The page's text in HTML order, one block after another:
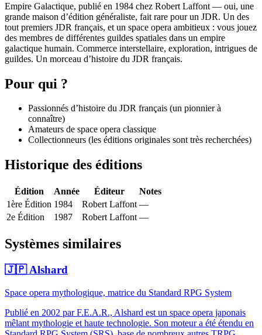
Empire Galactique, publié en 1984 chez Robert Laffont — oui, une
grande maison d’édition généraliste, fait rare pour un JDR. Un des
tout premiers JDR français, et un space opera ambitieux : vous jouez
des membres de différentes guildes spatiales dans un empire
galactique humain. Commerce interstellaire, exploration, intrigues de
guildes. Un morceau d’histoire du JDR français.
Pour qui ?
Passionnés d’histoire du JDR français (un pionnier à
connaître)
Amateurs de space opera classique
Collectionneurs (les éditions originales sont très recherchées)
Historique des éditions
Édition Année Éditeur
Notes
1ère Édition 1984 Robert Laffont —
2e Édition
1987 Robert Laffont —
Systèmes similaires
🇯🇵Alshard
Space opera mythologique, matrice du Standard RPG System
Publié en 2002 par F.E.A.R., Alshard est un space opera japonais
mêlant mythologie et haute technologie. Son moteur a été étendu en